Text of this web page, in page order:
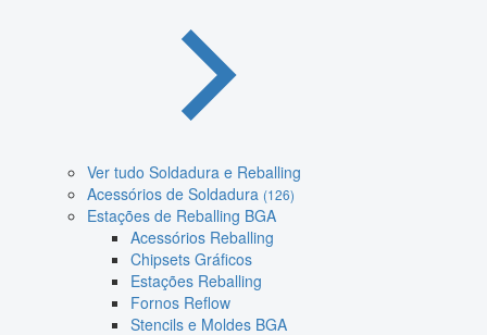
Ver tudo Soldadura e Reballing
Acessórios de Soldadura (126)
Estações de Reballing BGA
Acessórios Reballing
Chipsets Gráficos
Estações Reballing
Fornos Reflow
Stencils e Moldes BGA